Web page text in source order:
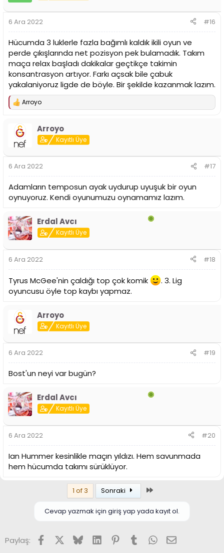
6 Ara 2022 #16
Hücumda 3 luklerle fazla bağımlı kaldık ikili oyun ve
perde çıkışlarında net pozisyon pek bulamadık. Takım
maça relax başladı dakikalar geçtikçe takimin
konsantrasyon artıyor. Farkı açsak bile çabuk
yakalaniyoruz ligde de böyle. Bir şekilde kazanmak lazım.
T
Arroyo
Arroyo
Kayıtlı Üye
6 Ara 2022 #17
Adamların temposun ayak uydurup uyuşuk bir oyun
oynuyoruz. Kendi oyunumuzu oynamamız lazım.
Erdal Avcı
Kayıtlı Üye
6 Ara 2022 #18
Tyrus McGee'nin çaldığı top çok komik
. 3. Lig
oyuncusu öyle top kaybı yapmaz.
Arroyo
Kayıtlı Üye
6 Ara 2022 #19
Bost'un neyi var bugün?
Erdal Avcı
Kayıtlı Üye
6 Ara 2022 #20
Ian Hummer kesinlikle maçın yıldızı. Hem savunmada
hem hücumda takımı sürüklüyor.
1 of 3 Sonraki
Cevap yazmak için giriş yap yada kayıt ol.
Paylaş: FacebookX (Twitter)
BlueskyLinkedInPinterest
TumblrWhatsApp
E-posta